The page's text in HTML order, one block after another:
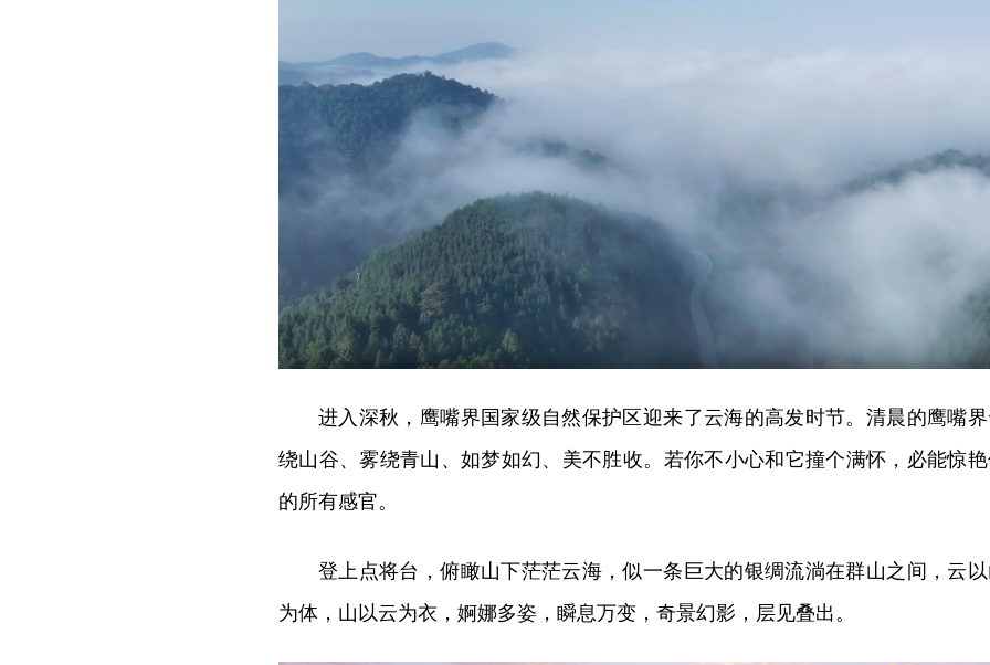
进入深秋，鹰嘴界国家级自然保护区迎来了云海的高发时节。清晨的鹰嘴
绕山谷、雾绕青山、如梦如幻、美不胜收。若你不小心和它撞个满怀，必能惊
的所有感官。
登上点将台，俯瞰山下茫茫云海，似一条巨大的银绸流淌在群山之间，云
为体，山以云为衣，婀娜多姿，瞬息万变，奇景幻影，层见叠出。